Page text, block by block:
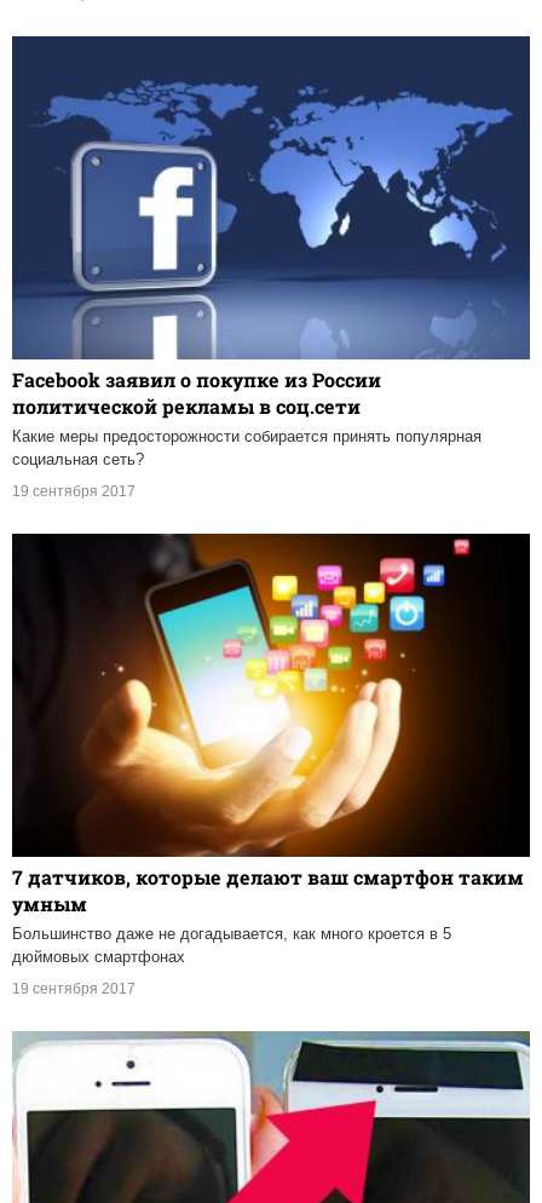
Facebook заявил о покупке из России
политической рекламы в соц.сети
Какие меры предосторожности собирается принять популярная
социальная сеть?
19 сентября 2017
7 датчиков, которые делают ваш смартфон таким
умным
Большинство даже не догадывается, как много кроется в 5
дюймовых смартфонах
19 сентября 2017